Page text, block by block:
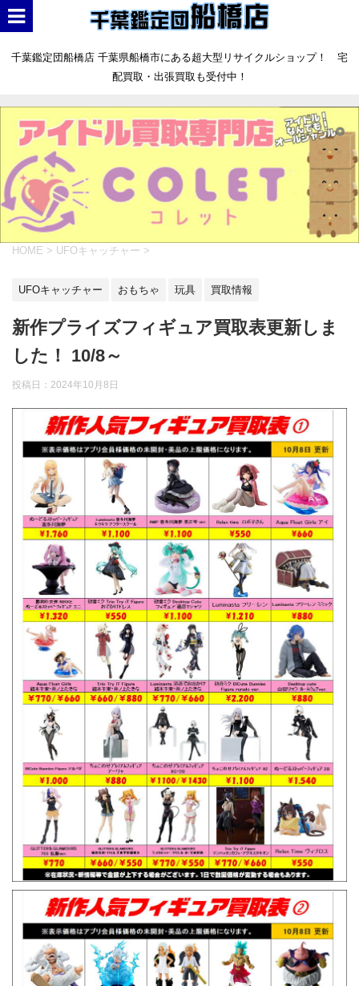
千葉鑑定団船橋店 千葉県船橋市にある超大型リサイクルショップ！ 宅
配買取・出張買取も受付中！
HOME > UFOキャッチャー >
UFOキャッチャー おもちゃ 玩具 買取情報
新作プライズフィギュア買取表更新しま
した！ 10/8～
投稿日： 2024年10月8日